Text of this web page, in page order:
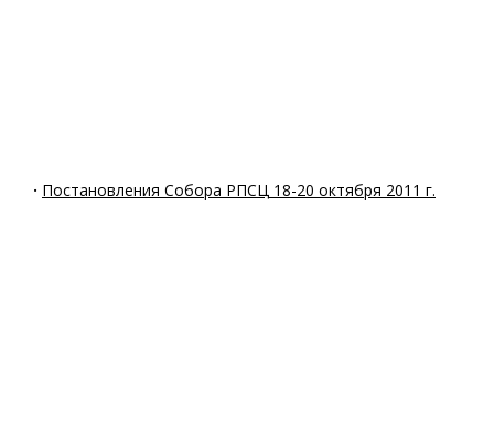
· Постановления Собора РПСЦ 18-20 октября 2011 г.